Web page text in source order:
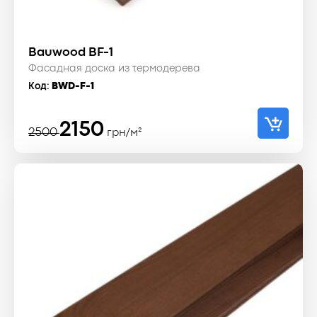
Bauwood BF-1
Фасадная доска из термодерева
Код: BWD-F-1
2500
Первоначальная
составляла
2150
Текущая
2150 ₴.
грн/м²